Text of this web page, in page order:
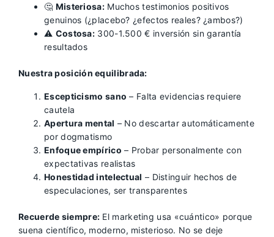
🤔 Misteriosa:Muchos testimonios positivos
genuinos (¿placebo? ¿efectos reales? ¿ambos?)
⚠️ Costosa: 300-1.500 € inversión sin garantía
resultados
Nuestra posición equilibrada:
Escepticismo sano – Falta evidencias requiere
cautela
Apertura mental – No descartar automáticamente
por dogmatismo
Enfoque empírico – Probar personalmente con
expectativas realistas
Honestidad intelectual – Distinguir hechos de
especulaciones, ser transparentes
Recuerde siempre: El marketing usa «cuántico» porque
suena científico, moderno, misterioso. No se deje